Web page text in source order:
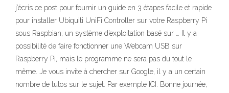
j’écris ce post pour fournir un guide en 3 étapes facile et rapide
pour installer Ubiquiti UniFi Controller sur votre Raspberry Pi
sous Raspbian, un système d’exploitation basé sur … Il y a
possibilité de faire fonctionner une Webcam USB sur
Raspberry Pi, mais le programme ne sera pas du tout le
même. Je vous invite à chercher sur Google, il y a un certain
nombre de tutos sur le sujet. Par exemple ICI. Bonne journée,